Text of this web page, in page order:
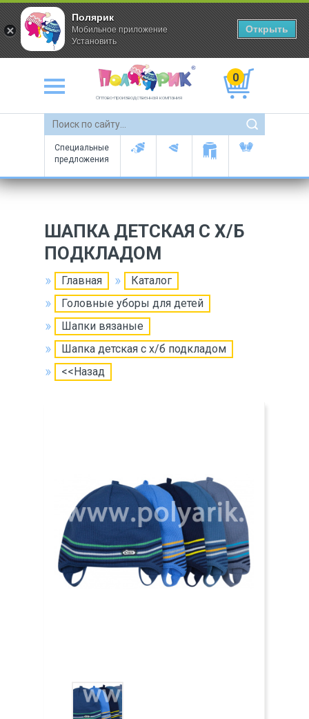
Оптово-производственная компания
0
Специальные
предложения
ШАПКА ДЕТСКАЯ С Х/Б
ПОДКЛАДОМ
Главная
Каталог
Головные уборы для детей
Шапки вязаные
Шапка детская с х/б подкладом
<<Назад
Полярик
Мобильное приложение
Установить
Открыть